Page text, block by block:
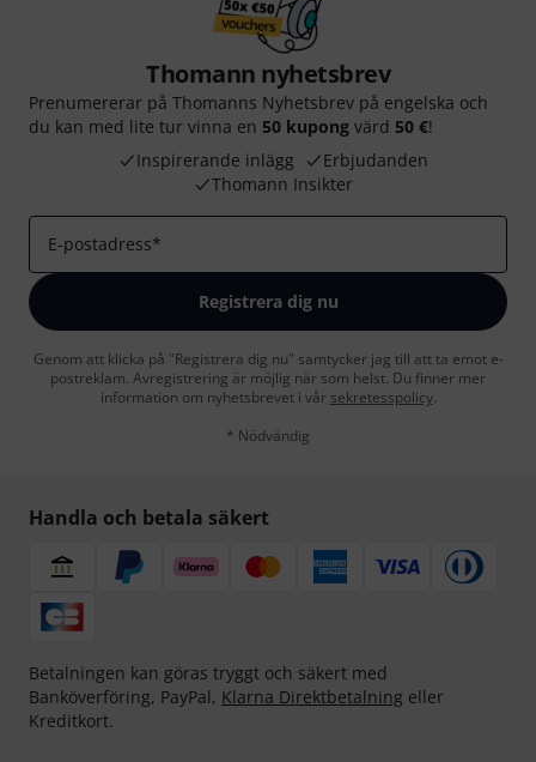
Thomann nyhetsbrev
Prenumererar på Thomanns Nyhetsbrev på engelska och
du kan med lite tur vinna en 50 kupong värd 50 €!
Inspirerande inlägg
Erbjudanden
Thomann Insikter
E-postadress*
Registrera dig nu
Genom att klicka på "Registrera dig nu" samtycker jag till att ta emot e-
postreklam. Avregistrering är möjlig när som helst. Du finner mer
information om nyhetsbrevet i vår sekretesspolicy.
* Nödvändig
Handla och betala säkert
Betalningen kan göras tryggt och säkert med
Banköverföring, PayPal, Klarna Direktbetalning eller
Kreditkort.